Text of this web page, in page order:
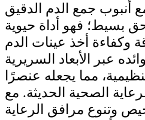
أنبوب جمع الدم الدقيق
بسيط؛ فهو أداة حيوية
وكفاءة أخذ عينات الدم
عبر الأبعاد السريرية
مما يجعله عنصرًا
الصحية الحديثة. مع
وتنوع مرافق الرعاية